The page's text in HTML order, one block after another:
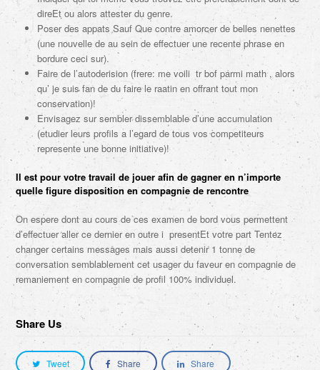
direEt ou alors attester du genre.
Poser des appats Sauf Que contre amorcer de belles nenettes
(une nouvelle de au sein de effectuer une recente phrase en
bordure ceci sur).
Faire de l’autoderision (frere: me voili tr bof parmi math , alors
qu’ je suis fan de du faire le raatin en offrant tout mon
conservation)!
Envisagez sur sembler dissemblable d’une accumulation
(etudier leurs profils a l’egard de tous vos competiteurs
represente une bonne initiative)!
Il est pour votre travail de jouer afin de gagner en n’importe
quelle figure disposition en compagnie de rencontre
On espere dont au cours de ces examen de bord vous permettent
d’effectuer aller ce dernier en outre i presentEt votre part Tentez
changer certains messages mais aussi detenir 1 tonne de
conversation semblablement cet usager du faveur en compagnie de
remaniement en compagnie de profil 100% individuel.
Share Us
Tweet Share Share